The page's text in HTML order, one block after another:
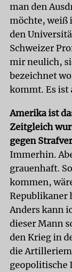
man den
möchte, weiß
den
Schweizer
mir neulich,
bezeichnet
kommt. Es ist
Amerika ist
Zeitgleich
gegen
Immerhin.
grauenhaft.
kommen,
Republikaner
Anders kann
dieser Mann
den Krieg in
die
geopolitische